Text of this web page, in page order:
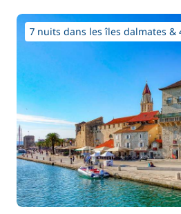
7 nuits dans les îles dalmates &